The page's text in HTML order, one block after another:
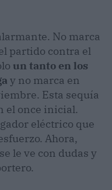
No marca
partido contra el
un tanto en los
y no marca en
Esta sequía
el once inicial.
eléctrico que
Ahora,
le ve con dudas y